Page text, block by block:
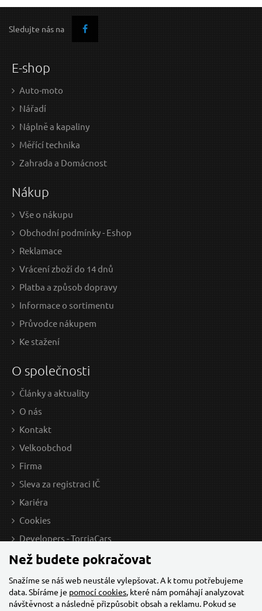
Sledujte nás na
E-shop
Auto-moto
Nářadí
Náplně a kapaliny
Měřící technika
Zahrada a Domácnost
Nákup
Vše o nákupu
Obchodní podmínky - Eshop
Reklamace
Vrácení zboží do 14 dnů
Platba a způsob dopravy
Informace o sortimentu
Průvodce nákupem
Ke stažení
O společnosti
Články a aktuality
O nás
Kontakt
Velkoobchod
Firma
Sleva za registraci IČ
Kariéra
Cookies
Developers - TorriaCars
Než budete pokračovat
Snažíme se náš web neustále vylepšovat. A k tomu potřebujeme
data. Sbíráme je pomocí cookies, které nám pomáhají analyzovat
návštěvnost a následně přizpůsobit obsah a reklamu. Pokud se